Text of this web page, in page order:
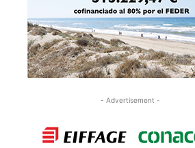
- Advertisement -